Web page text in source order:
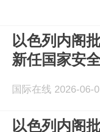
以色列内阁
新任国家安
国际在线 2026-06-
以色列内阁